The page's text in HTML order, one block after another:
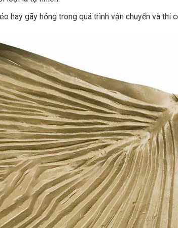
hay gãy hỏng trong quá trình vận chuyển và thi